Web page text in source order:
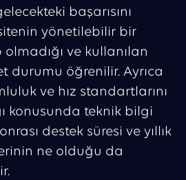
başarısını
yönetilebilir bir
ve kullanılan
durumu öğrenilir. Ayrıca
ve hız standartlarını
konusunda teknik bilgi
destek süresi ve yıllık
ne olduğu da